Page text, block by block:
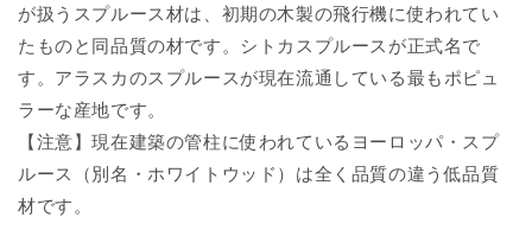
が扱うスプルース材は、初期の木製の飛行機に使われてい
たものと同品質の材です。シトカスプルースが正式名で
す。アラスカのスプルースが現在流通している最もポピュ
ラーな産地です。
【注意】現在建築の管柱に使われているヨーロッパ・スプ
ルース（別名・ホワイトウッド）は全く品質の違う低品質
材です。